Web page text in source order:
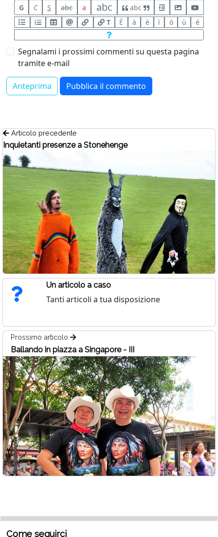
G C S abc a abc
abc
T
È à è ì ò ù é
Segnalami i prossimi commenti su questa pagina
tramite e-mail
Articolo precedente
Inquietanti presenze a Stonehenge
Un articolo a caso
Tanti articoli a tua disposizione
Prossimo articolo
Ballando in piazza a Singapore - III
Come seguirci